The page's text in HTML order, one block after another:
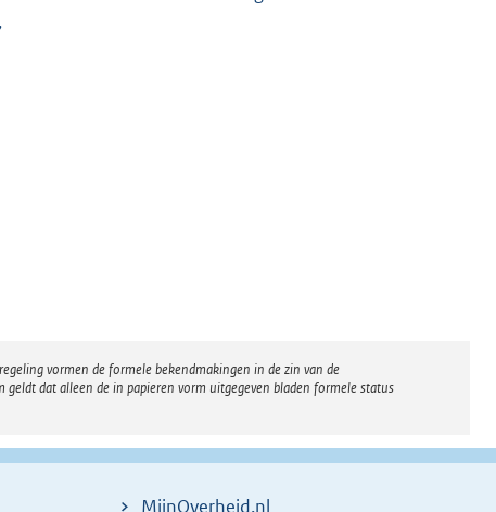
vormen de formele bekendmakingen in de zin van de
dat alleen de in papieren vorm uitgegeven bladen formele status
MijnOverheid.nl